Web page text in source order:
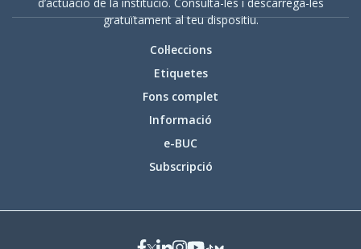
gratuïtament al teu dispositiu.
Col·leccions
Etiquetes
Fons complet
Informació
e-BUC
Subscripció